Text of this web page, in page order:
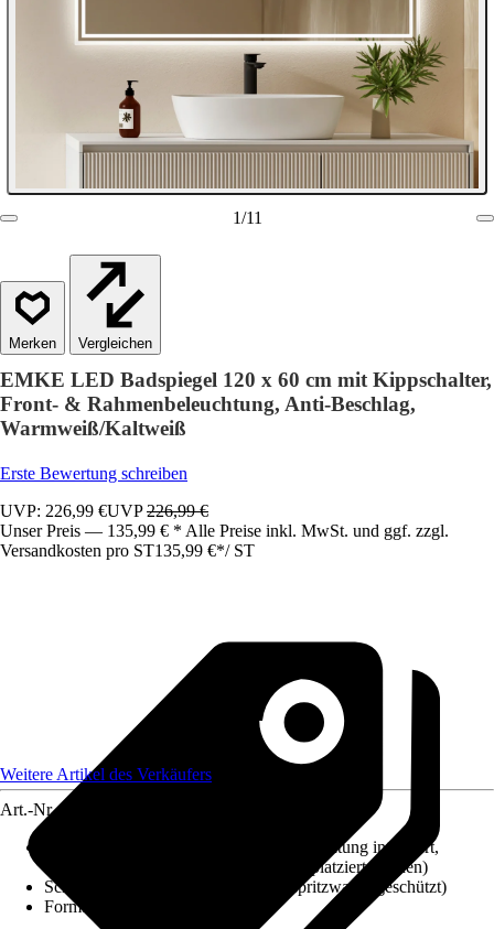
1/11
Vergleichen
EMKE LED Badspiegel 120 x 60 cm mit Kippschalter,
Front- & Rahmenbeleuchtung, Anti-Beschlag,
Warmweiß/Kaltweiß
Erste Bewertung schreiben
UVP: 226,99 €UVP226,99 €
Unser Preis — 135,99 € * Alle Preise inkl. MwSt. und ggf. zzgl.
Versandkosten pro ST135,99 €*/ ST
Weitere Artikel des Verkäufers
Art.-Nr. 12081648
Anti-Fog-System, Beleuchtung integriert,
Drehbar (kann horizontal und vertikal platziert werden)
Schutzart
IP 44 (fremdkörper- und spritzwassergeschützt)
Form: